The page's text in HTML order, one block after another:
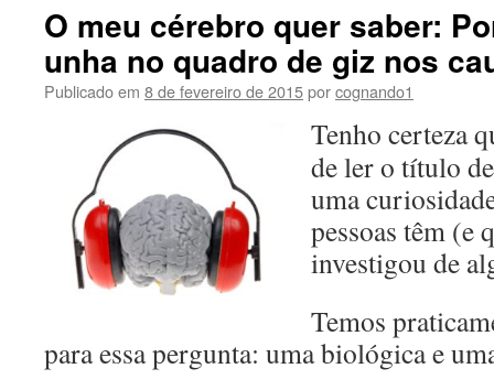
O meu cérebro quer saber:
unha no quadro de giz nos
Publicado em 8 de fevereiro de 2015porcognando1
Tenho certeza
de ler o título
uma
pessoas têm (e
investigou de
Temos
para essa pergunta: uma biológica e